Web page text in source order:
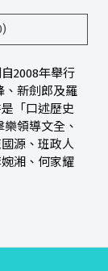
2008年舉行
、新劍郎及羅
「口述歷史
領導文全、
源、班政人
湘、何家耀